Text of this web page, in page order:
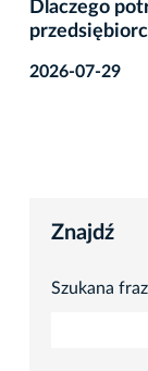
Dlaczego
2026-07-29
Znajdź
Szukana